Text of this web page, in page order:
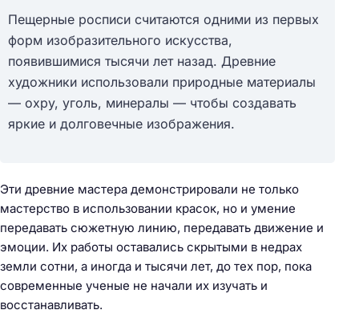
Пещерные росписи считаются одними из первых
форм изобразительного искусства,
появившимися тысячи лет назад. Древние
художники использовали природные материалы
— охру, уголь, минералы — чтобы создавать
яркие и долговечные изображения.
Эти древние мастера демонстрировали не только
мастерство в использовании красок, но и умение
передавать сюжетную линию, передавать движение и
эмоции. Их работы оставались скрытыми в недрах
земли сотни, а иногда и тысячи лет, до тех пор, пока
современные ученые не начали их изучать и
восстанавливать.